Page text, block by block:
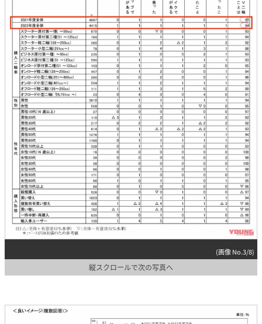
(画像 No.3/8)
縦スクロールで次の写真へ